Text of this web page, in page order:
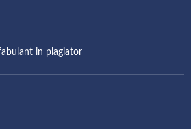
in plagiator